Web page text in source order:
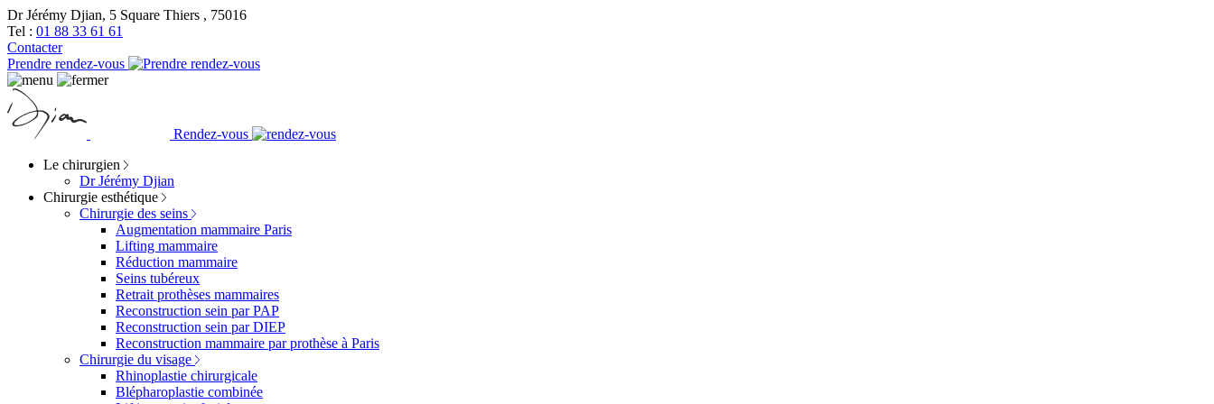
Dr Jérémy Djian, 5 Square Thiers , 75016
Tel : 01 88 33 61 61
Contacter
Prendre rendez-vous
Rendez-vous
Le chirurgien
Dr Jérémy Djian
Chirurgie esthétique
Chirurgie des seins
Augmentation mammaire Paris
Lifting mammaire
Réduction mammaire
Seins tubéreux
Retrait prothèses mammaires
Reconstruction sein par PAP
Reconstruction sein par DIEP
Reconstruction mammaire par prothèse à Paris
Chirurgie du visage
Rhinoplastie chirurgicale
Blépharoplastie combinée